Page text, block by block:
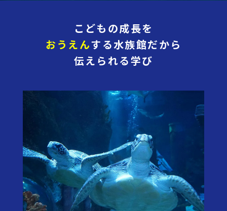
こどもの成長を
おうえんする水族館だから
伝えられる学び